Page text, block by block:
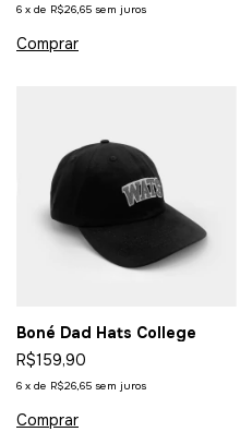
6 x de R$26,65 sem juros
Boné Dad Hats College
R$159,90
6 x de R$26,65 sem juros